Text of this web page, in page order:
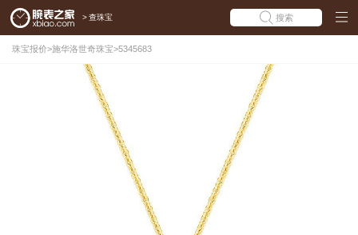
> 查珠宝 搜索
珠宝报价>施华洛世奇珠宝>5345683